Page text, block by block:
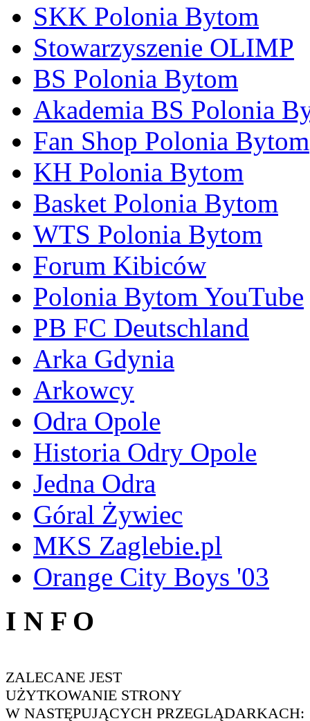
SKK Polonia Bytom
Stowarzyszenie OLIMP
BS Polonia Bytom
Akademia BS Polonia
Fan Shop Polonia Bytom
KH Polonia Bytom
Basket Polonia Bytom
WTS Polonia Bytom
Forum Kibiców
Polonia Bytom YouTube
PB FC Deutschland
Arka Gdynia
Arkowcy
Odra Opole
Historia Odry Opole
Jedna Odra
Góral Żywiec
MKS Zaglebie.pl
Orange City Boys '03
I N F O
ZALECANE JEST
UŻYTKOWANIE STRONY
W NASTĘPUJĄCYCH PRZEGLĄDARKACH: